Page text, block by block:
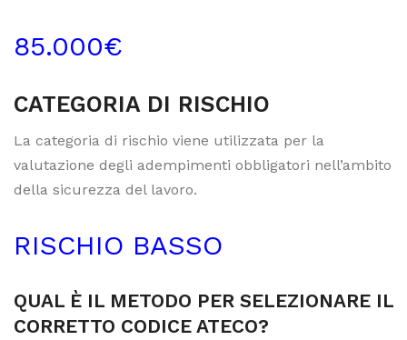
85.000€
CATEGORIA DI RISCHIO
La categoria di rischio viene utilizzata per la
valutazione degli adempimenti obbligatori nell’ambito
della sicurezza del lavoro.
RISCHIO BASSO
QUAL È IL METODO PER SELEZIONARE IL
CORRETTO CODICE ATECO?